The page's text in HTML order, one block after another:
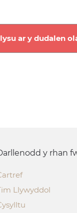
ar y dudalen
y rhan
Llywyddol